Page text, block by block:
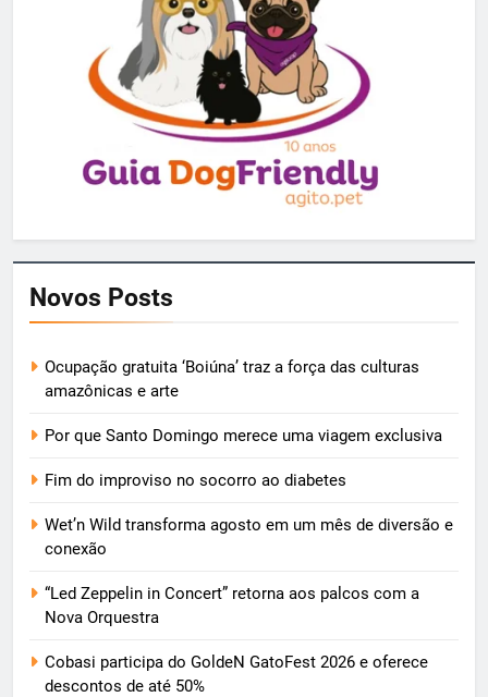
Novos Posts
Ocupação gratuita ‘Boiúna’ traz a força das culturas
amazônicas e arte
Por que Santo Domingo merece uma viagem exclusiva
Fim do improviso no socorro ao diabetes
Wet’n Wild transforma agosto em um mês de diversão e
conexão
“Led Zeppelin in Concert” retorna aos palcos com a
Nova Orquestra
Cobasi participa do GoldeN GatoFest 2026 e oferece
descontos de até 50%